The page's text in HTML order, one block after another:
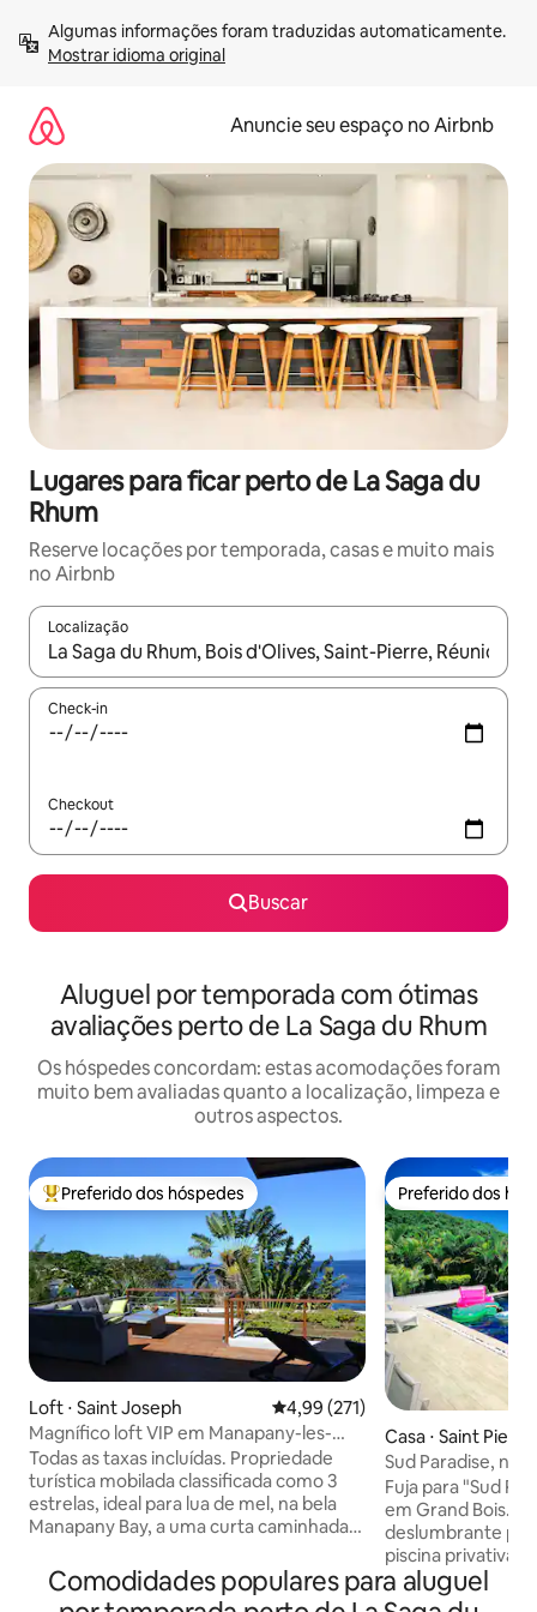
para
Mostrar idioma original
Anuncie seu espaço no Airbnb
Lugares para ficar perto de La Saga du
Rhum
Reserve locações por temporada, casas e muito mais
no Airbnb
Localização
Quando os resultados estiverem disponíveis, explore-os
Check-in
Checkout
Buscar
Aluguel por temporada com ótimas
avaliações perto de La Saga du Rhum
Os hóspedes concordam: estas acomodações foram
muito bem avaliadas quanto a localização, limpeza e
outros aspectos.
Entre os melhores preferidos dos hóspedes
Preferido dos hóspedes
Loft ⋅ Saint Joseph 4,99 de uma avaliação média de
4,99 (271)
Magnífico loft VIP em Manapany-les-
bains, de frente para o mar
Todas as taxas incluídas. Propriedade
turística mobilada classificada como 3
estrelas, ideal para lua de mel, na bela
Manapany Bay, a uma curta caminhada
voltado para o Oceano Índico a perder
de vista. A enorme janela de vidro
Preferido dos
Preferido dos
Casa ⋅ Saint Pierre
Sud Paradise,
selvagem da ilha
Fuja para "Sud
em Grand Bois.
deslumbrante
piscina privativa.
climatizado (salas
o máximo
Comodidades populares para aluguel